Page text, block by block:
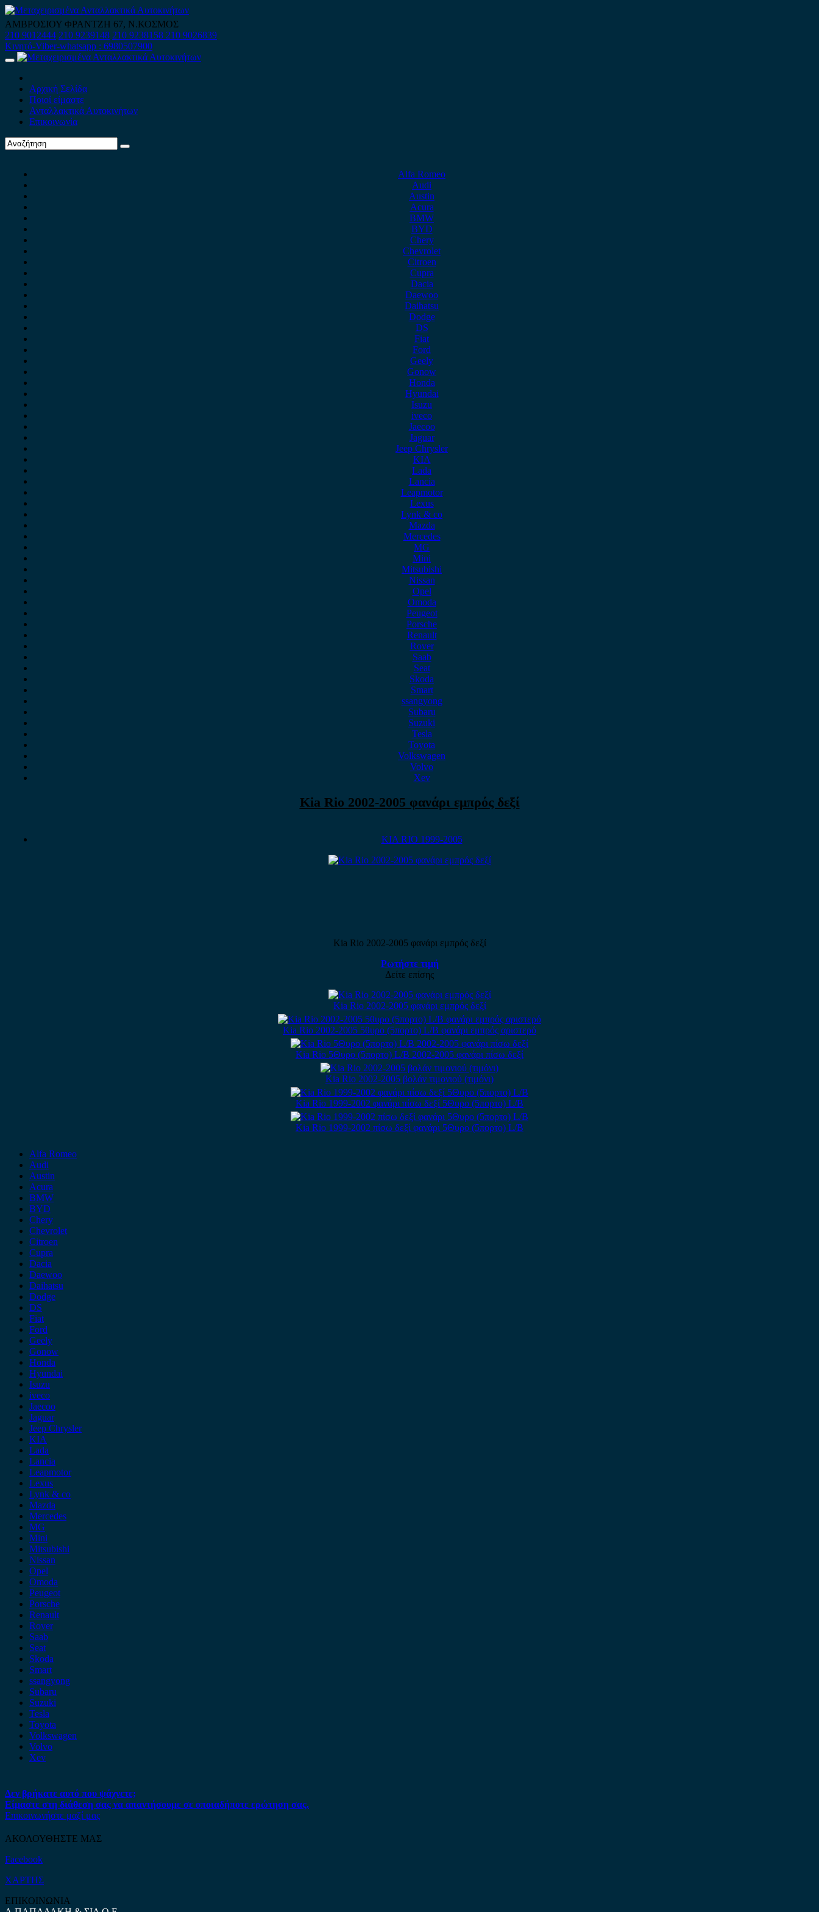
Skip
to
content
ΑΜΒΡΟΣΙΟΥ ΦΡΑΝΤΖΗ 67, Ν.ΚΟΣΜΟΣ
210 9012444 210 9239148 210 9238158 210 9026839
Κινητό-Viber-whatsapp : 6980507900
Primary
Αρχική Σελίδα
Ποιοί είμαστε
Ανταλλακτικά Αυτοκινήτων
Επικοινωνία
Alfa Romeo
Audi
Austin
Acura
BMW
BYD
Chery
Chevrolet
Citroen
Cupra
Dacia
Daewoo
Daihatsu
Dodge
DS
Fiat
Ford
Geely
Gonow
Honda
Hyundai
Isuzu
iveco
Jaecoo
Jaguar
Jeep Chrysler
KIA
Lada
Lancia
Leapmotor
Lexus
Lynk & co
Mazda
Mercedes
MG
Mini
Mitsubishi
Nissan
Opel
Omoda
Peugeot
Porsche
Renault
Rover
Saab
Seat
Skoda
Smart
ssangyong
Subaru
Suzuki
Tesla
Toyota
Volkswagen
Volvo
Xev
Kia Rio 2002-2005 φανάρι εμπρός δεξί
KIA RIO 1999-2005
Kia Rio 2002-2005 φανάρι εμπρός δεξί
Ρωτήστε τιμή
Δείτε επίσης
Kia Rio 2002-2005 φανάρι εμπρός δεξί
Kia Rio 2002-2005 5θυρο (5πορτο) L/B φανάρι εμπρός αριστερό
Kia Rio 5Θυρο (5πορτο) L/B 2002-2005 φανάρι πίσω δεξί
Kia Rio 2002-2005 βολάν τιμονιού (τιμόνι)
Kia Rio 1999-2002 φανάρι πίσω δεξί 5Θυρο (5πορτο) L/B
Kia Rio 1999-2002 πίσω δεξί φανάρι 5Θυρο (5πορτο) L/B
Alfa Romeo
Audi
Austin
Acura
BMW
BYD
Chery
Chevrolet
Citroen
Cupra
Dacia
Daewoo
Daihatsu
Dodge
DS
Fiat
Ford
Geely
Gonow
Honda
Hyundai
Isuzu
iveco
Jaecoo
Jaguar
Jeep Chrysler
KIA
Lada
Lancia
Leapmotor
Lexus
Lynk & co
Mazda
Mercedes
MG
Mini
Mitsubishi
Nissan
Opel
Omoda
Peugeot
Porsche
Renault
Rover
Saab
Seat
Skoda
Smart
ssangyong
Subaru
Suzuki
Tesla
Toyota
Volkswagen
Volvo
Xev
Δεν βρήκατε αυτό που ψάχνετε;
Είμαστε στη διάθεση σας να απαντήσουμε σε οποιαδήποτε ερώτηση σας.
Επικοινωνήστε μαζί μας
ΑΚΟΛΟΥΘΗΣΤΕ ΜΑΣ
Facebook
ΧΑΡΤΗΣ
ΕΠΙΚΟΙΝΩΝΙΑ